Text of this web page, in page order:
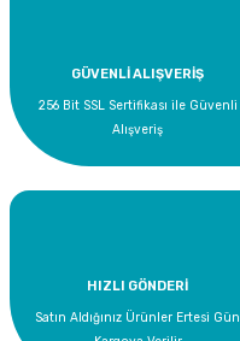
GÜVENLİ ALIŞVERİŞ
256 Bit SSL Sertifikası ile Güvenli
Alışveriş
HIZLI GÖNDERİ
Satın Aldığınız Ürünler Ertesi Gün